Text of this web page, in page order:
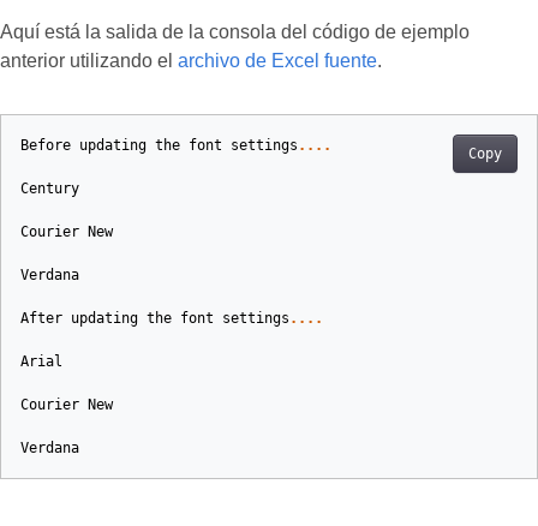
Aquí está la salida de la consola del código de ejemplo
anterior utilizando el archivo de Excel fuente.
Copy
Before updating the font settings ....
Century
Courier New
Verdana
After updating the font settings ....
Arial
Courier New
Verdana